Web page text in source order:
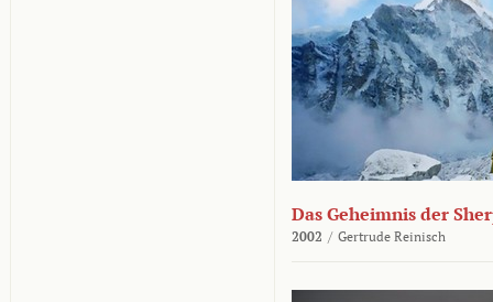
Das Geheimnis der
2002 / Gertrude Reinisch